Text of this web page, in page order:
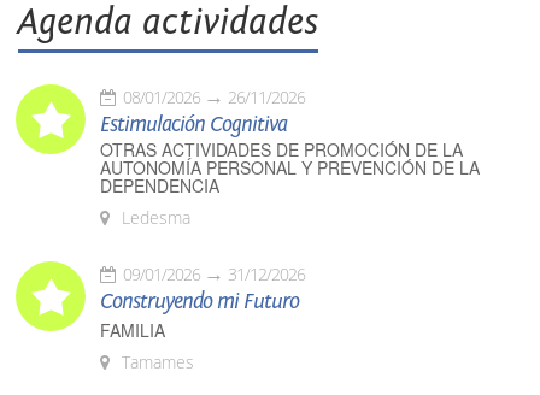
Agenda actividades
08/01/2026 26/11/2026
Estimulación Cognitiva
OTRAS ACTIVIDADES DE PROMOCIÓN DE LA
AUTONOMÍA PERSONAL Y PREVENCIÓN DE LA
DEPENDENCIA
Ledesma
09/01/2026 31/12/2026
Construyendo mi Futuro
FAMILIA
Tamames